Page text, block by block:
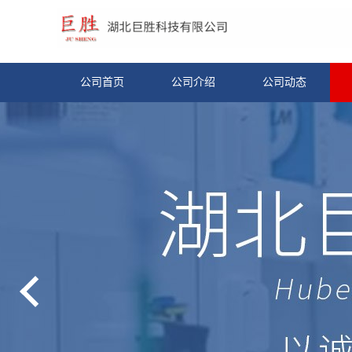
公司首页 公司介绍 公司动态